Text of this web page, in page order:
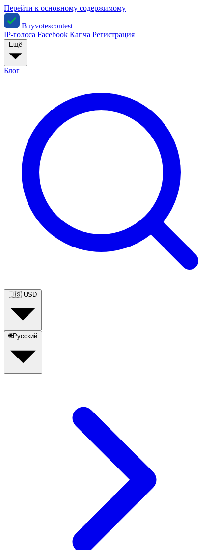
Перейти к основному содержимому
Buyvotescontest
IP-голоса Facebook Капча Регистрация
Блог
🇺🇸 USD
🌐Русский